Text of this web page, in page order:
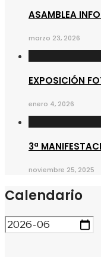
ASAMBLEA
marzo 23, 2026
EXPOSICIÓN
enero 4, 2026
3ª
noviembre 25, 2025
Calendario